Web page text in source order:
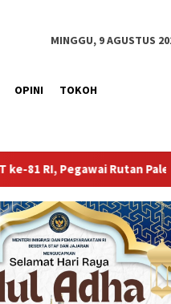
MINGGU, 9 AGUSTUS
OPINI TOKOH
Ikuti Lomba Catur